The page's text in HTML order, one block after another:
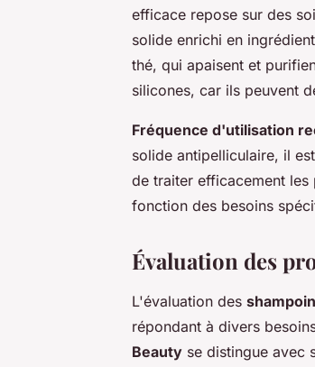
efficace repose sur des
solide enrichi en
thé, qui apaisent et
silicones, car ils peuvent
Fréquence d'utilisation
solide antipelliculaire, il
de traiter efficacement les
fonction des besoins
Évaluation des
L'évaluation des
répondant à divers
Beauty se distingue avec